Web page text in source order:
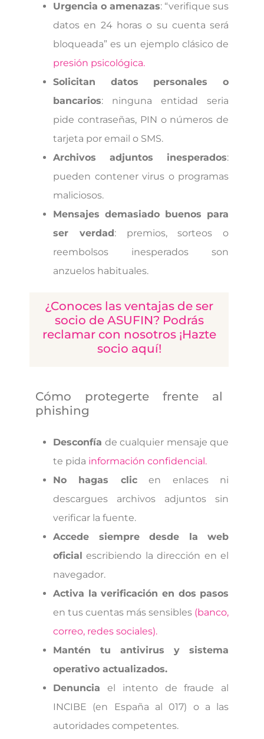
Urgencia o amenazas: “verifique sus
datos en 24 horas o su cuenta será
bloqueada” es un ejemplo clásico de
presión psicológica.
Solicitan datos personales o
bancarios: ninguna entidad seria
pide contraseñas, PIN o números de
tarjeta por email o SMS.
Archivos adjuntos inesperados:
pueden contener virus o programas
maliciosos.
Mensajes demasiado buenos para
ser verdad : premios, sorteos o
reembolsos inesperados son
anzuelos habituales.
¿Conoces las ventajas de ser
socio de ASUFIN? Podrás
reclamar con nosotros ¡Hazte
socio aquí!
Cómo protegerte frente al
phishing
Desconfía de cualquier mensaje que
te pida información confidencial.
No hagas clicen enlaces ni
descargues archivos adjuntos sin
verificar la fuente.
Accede siempre desde la web
oficial
escribiendo la dirección en el
navegador.
Activa la verificación en dos pasos
en tus cuentas más sensibles (banco,
correo, redes sociales).
Mantén tu antivirus y sistema
operativo actualizados.
Denuncia el intento de fraude al
INCIBE (en España al 017) o a las
autoridades competentes.